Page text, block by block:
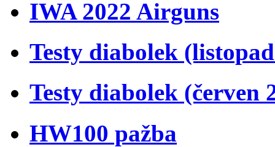
IWA 2022 Airguns
Testy diabolek
Testy diabolek (červen
HW100 pažba